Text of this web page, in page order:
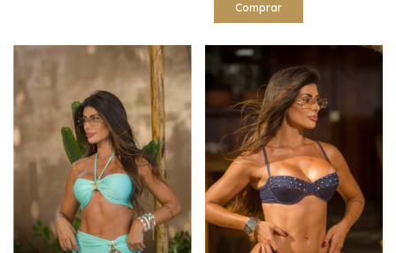
Comprar